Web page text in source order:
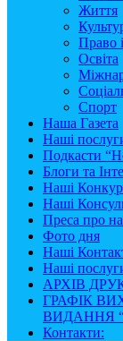
Життя
Право
Освіта
Спорт
Наша Газета
Наші
Подкасти
Блоги та
Наші
Наші
Преса про
Фото дня
Наші
Наші
АРХІВ
ГРАФІК
ВИДАННЯ
Контакти: